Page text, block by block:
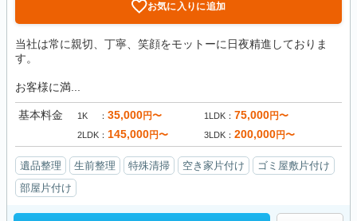
お気に入りに追加
当社は常に親切、丁寧、笑顔をモットーに日夜精進しておりま
す。
お客様に満...
基本料金 1K 35,000円〜 1LDK 75,000円〜
2LDK 145,000円〜 3LDK 200,000円〜
遺品整理 生前整理 特殊清掃 空き家片付け
ゴミ屋敷片付け
部屋片付け